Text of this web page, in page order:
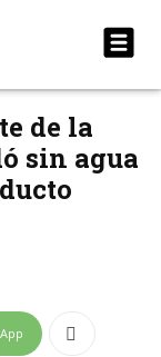
de la
sin agua